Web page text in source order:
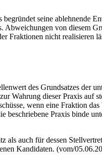
seine ablehnende
Abweichungen von diesem
Fraktionen nicht realisieren
des Grundsatzes der
Wahrung dieser Praxis auf
wenn eine Fraktion
Praxis binde
auch für dessen
Kandidaten. (vom/